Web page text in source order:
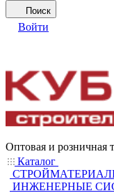
Поиск
Войти
Оптовая и розничная
Каталог
ИНЖЕНЕРНЫЕ